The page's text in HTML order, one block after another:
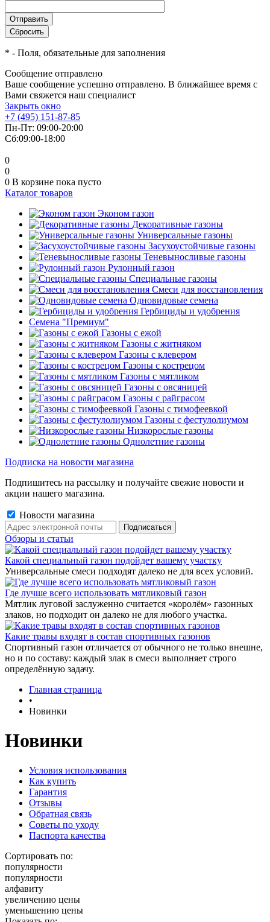
* - Поля, обязательные для заполнения
Сообщение отправлено
Ваше сообщение успешно отправлено. В ближайшее время с
Вами свяжется наш специалист
Закрыть окно
+7 (495) 151-87-85
Пн-Пт: 09:00-20:00
Сб:09:00-18:00
0
0
0 В корзине пока пусто
Каталог товаров
Эконом газон
Декоративные газоны
Универсальные газоны
Засухоустойчивые газоны
Теневыносливые газоны
Рулонный газон
Специальные газоны
Смеси для восстановления
Одновидовые семена
Гербициды и удобрения
Cемена "Премиум"
Газоны с ежой
Газоны с житняком
Газоны с клевером
Газоны с кострецом
Газоны с мятликом
Газоны с овсяницей
Газоны с райграсом
Газоны с тимофеевкой
Газоны с фестулолиумом
Низкорослые газоны
Однолетние газоны
Подписка на новости магазина
Подпишитесь на рассылку и получайте свежие новости и
акции нашего магазина.
Новости магазина
Обзоры и статьи
Какой специальный газон подойдет вашему участку
Универсальные смеси подходят далеко не для всех условий.
Где лучше всего использовать мятликовый газон
Мятлик луговой заслуженно считается «королём» газонных
злаков, но подходит он далеко не для любого участка.
Какие травы входят в состав спортивных газонов
Спортивный газон отличается от обычного не только внешне,
но и по составу: каждый злак в смеси выполняет строго
определённую задачу.
Главная страница
•
Новинки
Новинки
Условия использования
Как купить
Гарантия
Отзывы
Обратная связь
Советы по уходу
Паспорта качества
Сортировать по:
популярности
популярности
алфавиту
увеличению цены
уменьшению цены